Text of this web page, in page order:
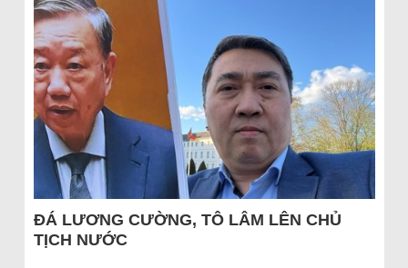
ĐÁ LƯƠNG CƯỜNG, TÔ LÂM LÊN CHỦ
TỊCH NƯỚC